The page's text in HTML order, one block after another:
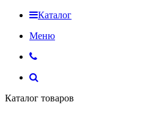
Каталог
Меню
Каталог товаров